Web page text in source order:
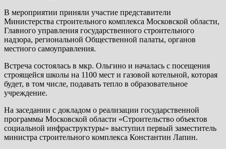
В мероприятии приняли участие представители
Министерства строительного комплекса Московской области,
Главного управления государственного строительного
надзора, региональной Общественной палаты, органов
местного самоуправления.
Встреча состоялась в мкр. Ольгино и началась с посещения
строящейся школы на 1100 мест и газовой котельной, которая
будет, в том числе, подавать тепло в образовательное
учреждение.
На заседании с докладом о реализации государственной
программы Московской области «Строительство объектов
социальной инфраструктуры» выступил первый заместитель
министра строительного комплекса Константин Лапин.